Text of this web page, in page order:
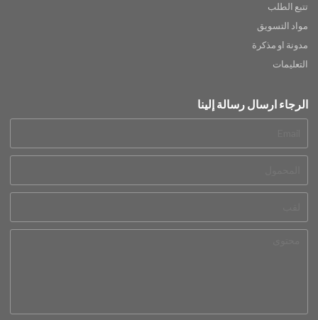
تتبع الطلب
مواد التسويق
مدونة او مذكرة
التعليمات
الرجاء ارسال رسالة إلينا